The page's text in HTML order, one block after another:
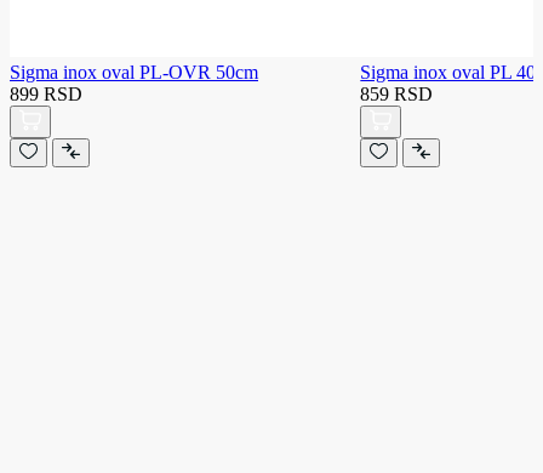
Sigma inox oval PL-OVR 50cm
899 RSD
Sigma inox oval PL
859 RSD